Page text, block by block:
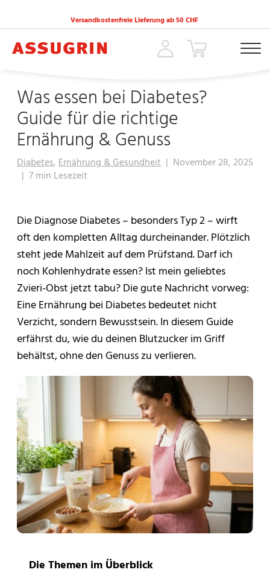
Versandkostenfreie Lieferung ab 50 CHF
ACCUEIL MAGAZIN » WAS ESSEN BEI DIABETES? GUIDE FÜR DIE RICHTIGE
Was essen bei Diabetes?
Guide für die richtige
Ernährung & Genuss
Diabetes, Ernährung & Gesundheit | November 28, 2025
| 7 min Lesezeit
Die Diagnose Diabetes – besonders Typ 2 – wirft
oft den kompletten Alltag durcheinander. Plötzlich
steht jede Mahlzeit auf dem Prüfstand. Darf ich
noch Kohlenhydrate essen? Ist mein geliebtes
Zvieri-Obst jetzt tabu? Die gute Nachricht vorweg:
Eine Ernährung bei Diabetes bedeutet nicht
Verzicht, sondern Bewusstsein. In diesem Guide
erfährst du, wie du deinen Blutzucker im Griff
behältst, ohne den Genuss zu verlieren.
Die Themen im Überblick